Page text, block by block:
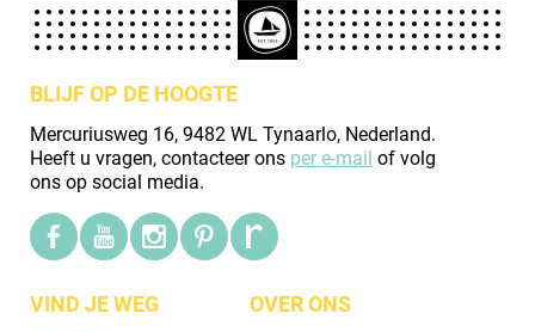
BLIJF OP DE HOOGTE
Mercuriusweg 16, 9482 WL Tynaarlo, Nederland.
Heeft u vragen, contacteer ons per e-mail of volg
ons op social media.
VIND JE WEG OVER ONS